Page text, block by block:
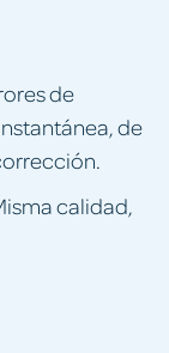
de
de
calidad,